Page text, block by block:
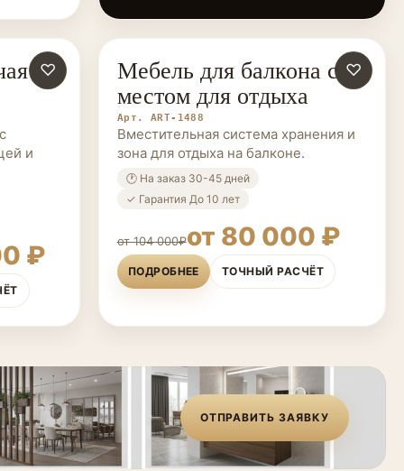
♡
и
₽
МЕБЕЛЬ НА ЗАКАЗ ♡
Мебель для балкона с
местом для отдыха
Арт. ART-1488
Вместительная система хранения и
зона для отдыха на балконе.
🕐 На заказ 30-45 дней
✓ Гарантия До 10 лет
от 104 000₽от 80 000 ₽
ПОДРОБНЕЕ ТОЧНЫЙ РАСЧЁТ
ОТПРАВИТЬ ЗАЯВКУ